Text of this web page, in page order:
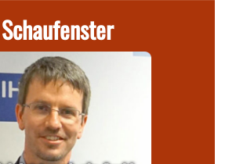
Schaufenster